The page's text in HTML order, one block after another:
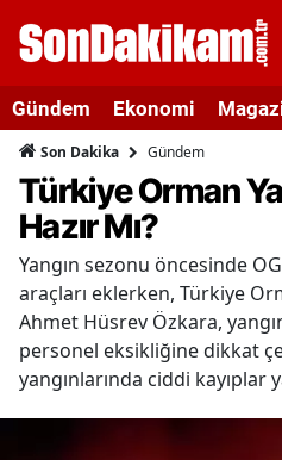
Gündem Ekonomi
Son Dakika Gündem
Türkiye Orman
Hazır Mı?
Yangın sezonu öncesinde
araçları eklerken, Türkiye
Ahmet Hüsrev Özkara,
personel eksikliğine dikkat
yangınlarında ciddi kayıplar